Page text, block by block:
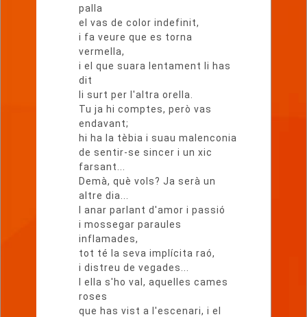
palla
el vas de color indefinit,
i fa veure que es torna
vermella,
i el que suara lentament li has
dit
li surt per l'altra orella.
Tu ja hi comptes, però vas
endavant;
hi ha la tèbia i suau malenconia
de sentir-se sincer i un xic
farsant...
Demà, què vols? Ja serà un
altre dia...
I anar parlant d'amor i passió
i mossegar paraules
inflamades,
tot té la seva implícita raó,
i distreu de vegades...
I ella s'ho val, aquelles cames
roses
que has vist a l'escenari, i el